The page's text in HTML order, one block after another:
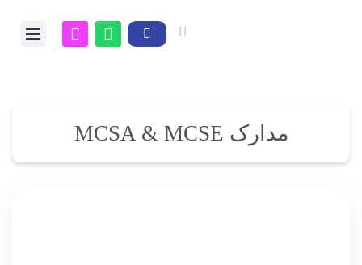
مدارک MCSA & MCSE